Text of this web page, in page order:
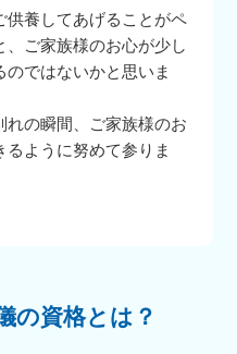
供養してあげることがペ
、ご家族様のお心が少し
ではないかと思いま
れの瞬間、ご家族様のお
ように努めて参りま
の資格とは？